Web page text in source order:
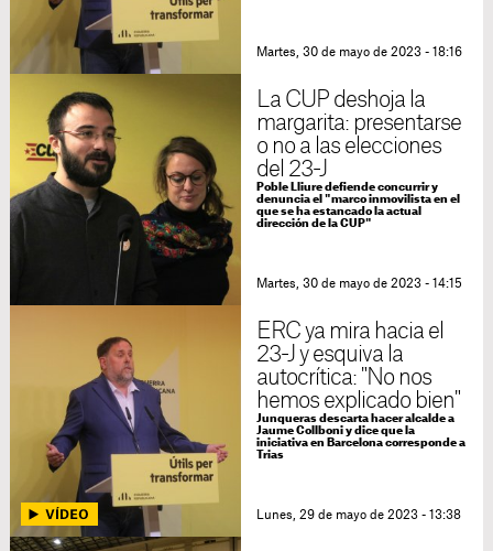
Martes, 30 de mayo de 2023 - 18:16
La CUP deshoja la
margarita: presentarse
o no a las elecciones
del 23-J
Poble Lliure defiende concurrir y
denuncia el "marco inmovilista en el
que se ha estancado la actual
dirección de la CUP"
Martes, 30 de mayo de 2023 - 14:15
ERC ya mira hacia el
23-J y esquiva la
autocrítica: "No nos
hemos explicado bien"
Junqueras descarta hacer alcalde a
Jaume Collboni y dice que la
iniciativa en Barcelona corresponde a
Trias
Lunes, 29 de mayo de 2023 - 13:38